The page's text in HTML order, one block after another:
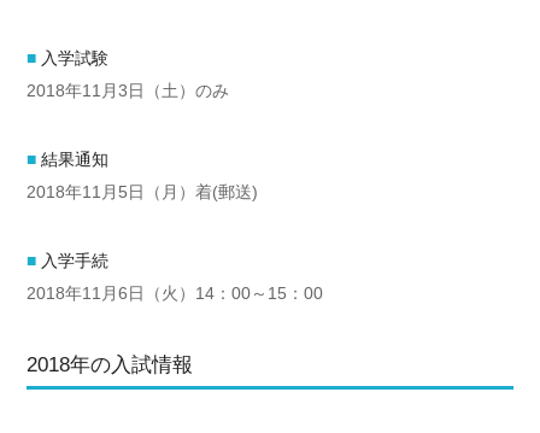
入学試験
2018年11月3日（土）のみ
結果通知
2018年11月5日（月）着(郵送)
入学手続
2018年11月6日（火）14：00～15：00
2018年の入試情報